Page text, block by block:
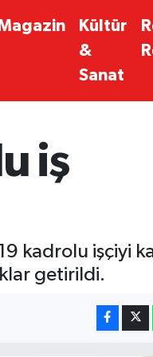
Kültür
&
Sanat
iş
kadrolu işçiyi
getirildi.